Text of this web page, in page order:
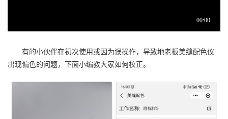
有的小伙伴在初次使用或因为误操作，导致地老板美缝配色仪
出现偏色的问题，下面小编教大家如何校正。